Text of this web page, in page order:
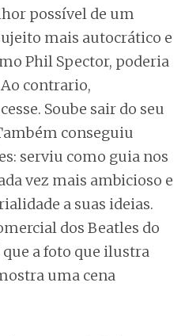
possível de um
mais autocrático e
Phil Spector, poderia
contrario,
Soube sair do seu
conseguiu
serviu como guia nos
vez mais ambicioso e
a suas ideias.
dos Beatles do
a foto que ilustra
uma cena